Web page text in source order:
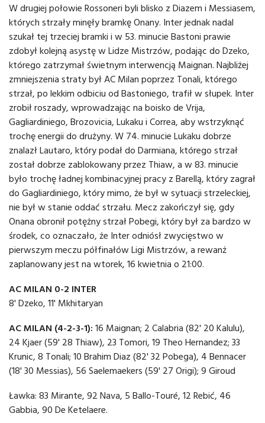
W drugiej połowie Rossoneri byli blisko z Diazem i Messiasem,
których strzały minęły bramkę Onany. Inter jednak nadal
szukał tej trzeciej bramki i w 53. minucie Bastoni prawie
zdobył kolejną asystę w Lidze Mistrzów, podając do Dzeko,
którego zatrzymał świetnym interwencją Maignan. Najbliżej
zmniejszenia straty był AC Milan poprzez Tonali, którego
strzał, po lekkim odbiciu od Bastoniego, trafił w słupek. Inter
zrobił roszady, wprowadzając na boisko de Vrija,
Gagliardiniego, Brozovicia, Lukaku i Correa, aby wstrzyknąć
trochę energii do drużyny. W 74. minucie Lukaku dobrze
znalazł Lautaro, który podał do Darmiana, którego strzał
został dobrze zablokowany przez Thiaw, a w 83. minucie
było trochę ładnej kombinacyjnej pracy z Barellą, który zagrał
do Gagliardiniego, który mimo, że był w sytuacji strzeleckiej,
nie był w stanie oddać strzału. Mecz zakończył się, gdy
Onana obronił potężny strzał Pobegi, który był za bardzo w
środek, co oznaczało, że Inter odniósł zwycięstwo w
pierwszym meczu półfinałów Ligi Mistrzów, a rewanż
zaplanowany jest na wtorek, 16 kwietnia o 21:00.
AC MILAN 0-2 INTER
8' Dzeko, 11' Mkhitaryan
AC MILAN (4-2-3-1): 16 Maignan; 2 Calabria (82' 20 Kalulu),
24 Kjaer (59' 28 Thiaw), 23 Tomori, 19 Theo Hernandez; 33
Krunic, 8 Tonali; 10 Brahim Diaz (82' 32 Pobega), 4 Bennacer
(18' 30 Messias), 56 Saelemaekers (59' 27 Origi); 9 Giroud
Ławka: 83 Mirante, 92 Nava, 5 Ballo-Touré, 12 Rebić, 46
Gabbia, 90 De Ketelaere.